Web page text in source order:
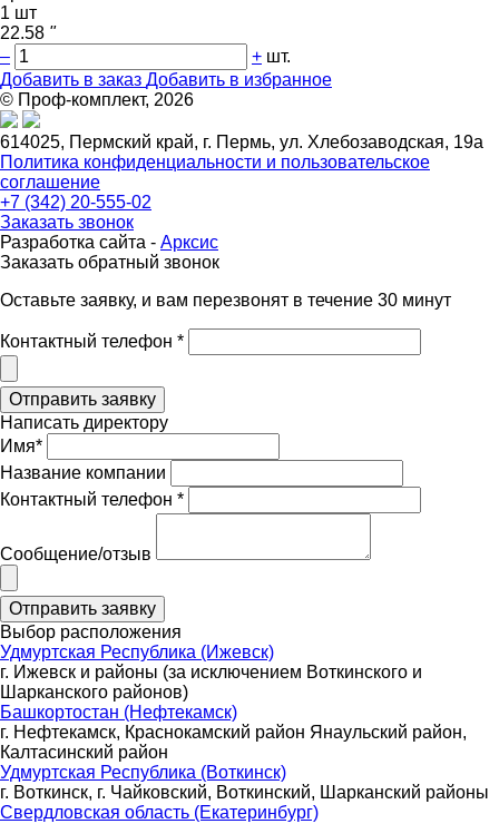
1 шт
22.58 "
–
+ шт.
Добавить в заказ Добавить в избранное
© Проф-комплект, 2026
614025, Пермский край, г. Пермь, ул. Хлебозаводская, 19а
Политика конфиденциальности и пользовательское
соглашение
+7 (342) 20-555-02
Заказать звонок
Разработка сайта - Арксис
Заказать обратный звонок
Оставьте заявку, и вам перезвонят в течение 30 минут
Контактный телефон *
Написать директору
Имя*
Название компании
Контактный телефон *
Сообщение/отзыв
Выбор расположения
Удмуртская Республика (Ижевск)
г. Ижевск и районы (за исключением Воткинского и
Шарканского районов)
Башкортостан (Нефтекамск)
г. Нефтекамск, Краснокамский район Янаульский район,
Калтасинский район
Удмуртская Республика (Воткинск)
г. Воткинск, г. Чайковский, Воткинский, Шарканский районы
Свердловская область (Екатеринбург)